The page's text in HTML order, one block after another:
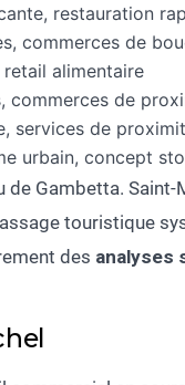
restauration
commerces de
retail alimentaire
commerces de
services de
urbain, concept
Gambetta.
touristique
des analyses